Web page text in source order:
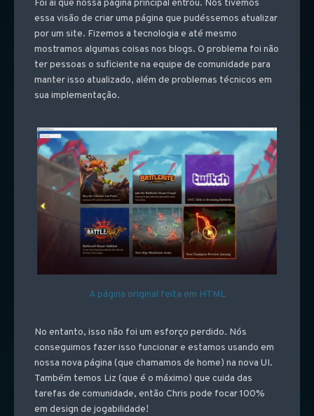
Foi aí que nossa página principal entrou. Nós tivemos
essa visão de criar uma página que pudéssemos atualizar
por um site. Fizemos a tecnologia e até mesmo
mostramos algumas coisas nos blogs. O problema foi não
ter pessoas o suficiente na equipe de comunidade para
manter isso atualizado, além de problemas técnicos em
sua implementação.
A página original feita em HTML
No entanto, isso não foi um esforço perdido. Nós
conseguimos fazer isso funcionar e estamos usando em
nossa nova página (que chamamos de home) na nova UI.
Também temos Liz (que é o máximo) que cuida das
tarefas de comunidade, então Chris pode focar 100%
em design de jogabilidade!